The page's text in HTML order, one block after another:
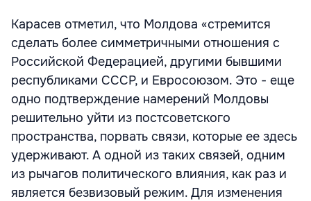
Карасев отметил, что Молдова «стремится
сделать более симметричными отношения с
Российской Федерацией, другими бывшими
республиками СССР, и Евросоюзом. Это - еще
одно подтверждение намерений Молдовы
решительно уйти из постсоветского
пространства, порвать связи, которые ее здесь
удерживают. А одной из таких связей, одним
из рычагов политического влияния, как раз и
является безвизовый режим. Для изменения